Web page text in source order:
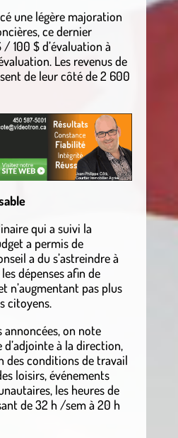
une légère majoration
ce dernier
100 $ d’évaluation à
Les revenus de
de leur côté de 2 600
qui a suivi la
a permis de
a du s’astreindre à
dépenses afin de
n’augmentant pas plus
citoyens.
annoncées, on note
d’adjointe à la direction,
des conditions de travail
loisirs, événements
les heures de
de 32 h /sem à 20 h